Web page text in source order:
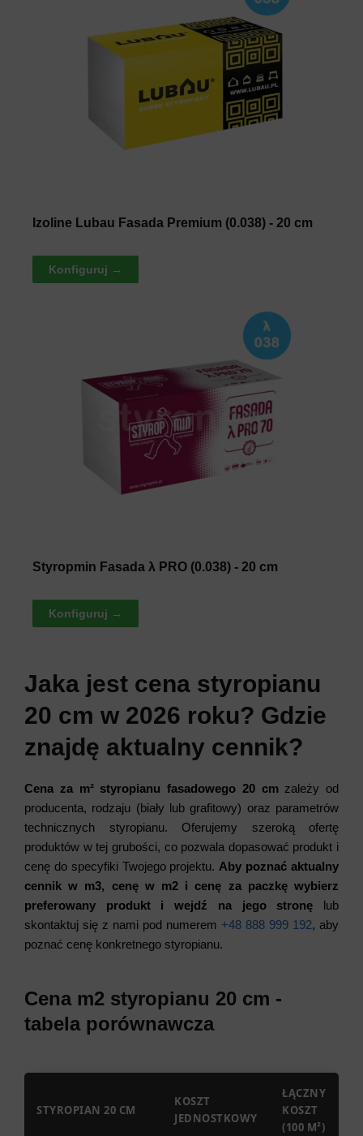
Izoline Lubau Fasada Premium (0.038) - 20 cm
Konfiguruj →
Styropmin Fasada λ PRO (0.038) - 20 cm
Konfiguruj →
Jaka jest cena styropianu
20 cm w 2026 roku? Gdzie
znajdę aktualny cennik?
Cena za m² styropianu fasadowego 20 cmzależy od
producenta, rodzaju (biały lub grafitowy) oraz parametrów
technicznych styropianu. Oferujemy szeroką ofertę
produktów w tej grubości, co pozwala dopasować produkt i
cenę do specyfiki Twojego projektu. Aby poznać aktualny
cennik w m3, cenę w m2 i cenę za paczkę wybierz
preferowany produkt i wejdź na jego stronę lub
skontaktuj się z nami pod numerem +48 888 999 192, aby
poznać cenę konkretnego styropianu.
Cena m2 styropianu 20 cm -
tabela porównawcza
STYROPIAN 20 CM
KOSZT
JEDNOSTKOWY
ŁĄCZNY
KOSZT
(100 M²)